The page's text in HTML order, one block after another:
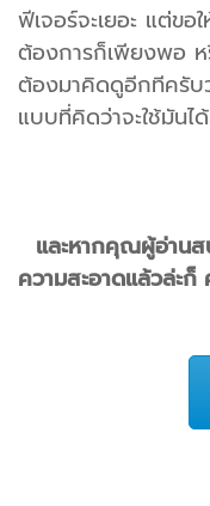
ฟีเจอร์จะเยอะ แต่ขอ
ต้องการก็เพียงพอ
ต้องมาคิดดูอีกทีครับ
แบบที่คิดว่าจะใช้มันไ
และหากคุณผู้อ่านส
ความสะอาดแล้วล่ะ